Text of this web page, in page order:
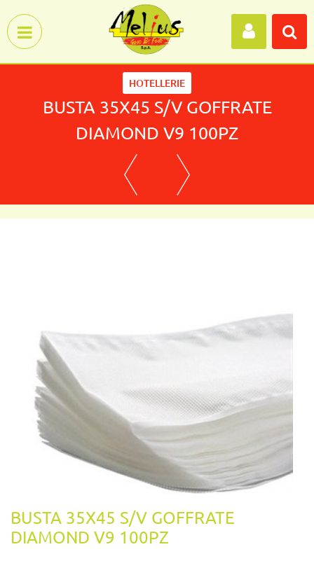
HOTELLERIE
BUSTA 35X45 S/V GOFFRATE
DIAMOND V9 100PZ
BUSTA 35X45 S/V GOFFRATE
DIAMOND V9 100PZ